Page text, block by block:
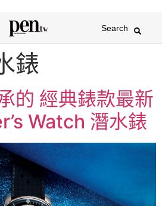
Search
錶
的 經典錶款最新
Watch 潛水錶